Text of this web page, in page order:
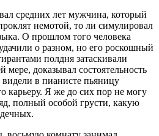
средних лет мужчина, который
немотой, то ли симулировал
О прошлом того человека
о разном, но его роскошный
полдня затаскивали
мере, доказывал состоятельность
в пианисте пьяницу
карьеру. Я же до сих пор не могу
полный особой грусти, какую